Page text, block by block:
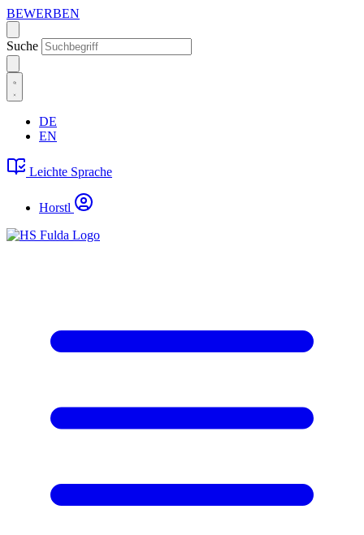
BEWERBEN
Suche
DE
EN
Leichte Sprache
Horstl